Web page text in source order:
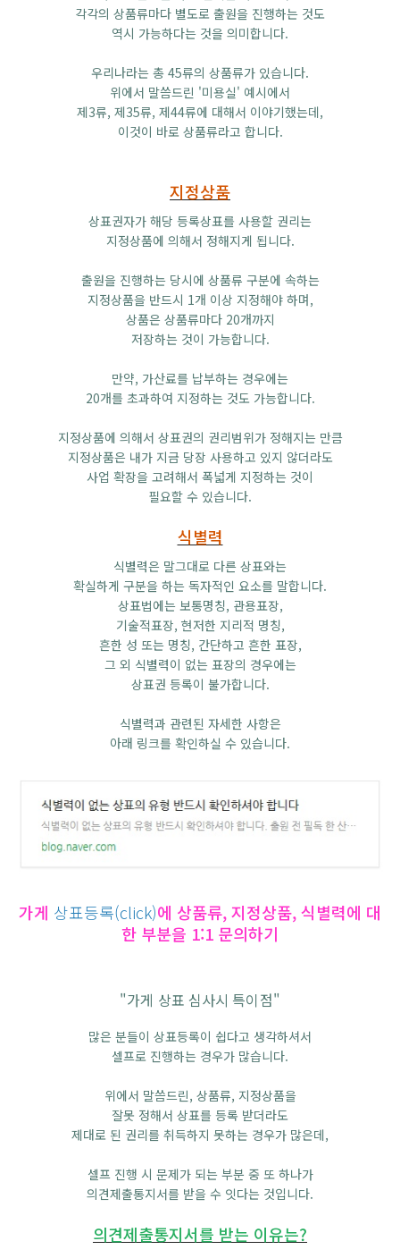
각각의 상품류마다 별도로 출원을 진행하는 것도
역시 가능하다는 것을 의미합니다.
우리나라는 총 45류의 상품류가 있습니다.
위에서 말씀드린 '미용실' 예시에서
제3류, 제35류, 제44류에 대해서 이야기했는데,
이것이 바로 상품류라고 합니다.
지정상품
상표권자가 해당 등록상표를 사용할 권리는
지정상품에 의해서 정해지게 됩니다.
출원을 진행하는 당시에 상품류 구분에 속하는
지정상품을 반드시 1개 이상 지정해야 하며,
상품은 상품류마다 20개까지
저장하는 것이 가능합니다.
만약, 가산료를 납부하는 경우에는
20개를 초과하여 지정하는 것도 가능합니다.
지정상품에 의해서 상표권의 권리범위가 정해지는 만큼
지정상품은 내가 지금 당장 사용하고 있지 않더라도
사업 확장을 고려해서 폭넓게 지정하는 것이
필요할 수 있습니다.
식별력
식별력은 말그대로 다른 상표와는
확실하게 구분을 하는 독자적인 요소를 말합니다.
상표법에는 보통명칭, 관용표장,
기술적표장, 현저한 지리적 명칭,
흔한 성 또는 명칭, 간단하고 흔한 표장,
그 외 식별력이 없는 표장의 경우에는
상표권 등록이 불가합니다.
식별력과 관련된 자세한 사항은
아래 링크를 확인하실 수 있습니다.
가게 상표등록(click)에 상품류, 지정상품, 식별력에 대
한 부분을 1:1 문의하기
"가게 상표 심사시 특이점"
많은 분들이 상표등록이 쉽다고 생각하셔서
셀프로 진행하는 경우가 많습니다.
위에서 말씀드린, 상품류, 지정상품을
잘못 정해서 상표를 등록 받더라도
제대로 된 권리를 취득하지 못하는 경우가 많은데,
셀프 진행 시 문제가 되는 부분 중 또 하나가
의견제출통지서를 받을 수 잇다는 것입니다.
의견제출통지서를 받는 이유는?